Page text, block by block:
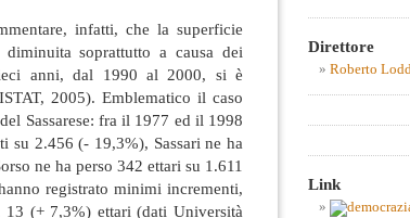
infatti, che la superficie
soprattutto a causa dei
anni, dal 1990 al 2000, si è
2005). Emblematico il caso
Sassarese: fra il 1977 ed il 1998
su 2.456 (- 19,3%), Sassari ne ha
ne ha perso 342 ettari su 1.611
registrato minimi incrementi,
(+ 7,3%) ettari (dati Università
Direttore
Roberto
Link